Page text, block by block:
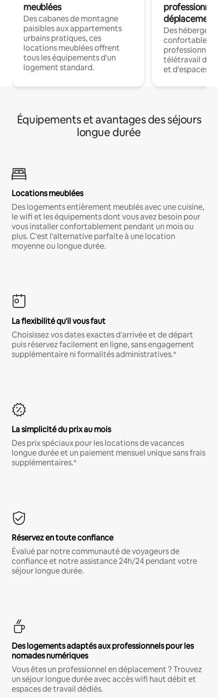
meublées
Des cabanes de montagne
paisibles aux appartements
urbains pratiques, ces
locations meublées offrent
tous les équipements d'un
logement standard.
déplacement
Des
confortables
professionnels
télétravail
et d'espaces
Équipements et avantages des séjours
longue durée
Locations meublées
Des logements entièrement meublés avec une cuisine,
le wifi et les équipements dont vous avez besoin pour
vous installer confortablement pendant un mois ou
plus. C'est l'alternative parfaite à une location
moyenne ou longue durée.
La flexibilité qu'il vous faut
Choisissez vos dates exactes d'arrivée et de départ
puis réservez facilement en ligne, sans engagement
supplémentaire ni formalités administratives.*
La simplicité du prix au mois
Des prix spéciaux pour les locations de vacances
longue durée et un paiement mensuel unique sans frais
supplémentaires.*
Réservez en toute confiance
Évalué par notre communauté de voyageurs de
confiance et notre assistance 24h/24 pendant votre
séjour longue durée.
Des logements adaptés aux professionnels pour les
nomades numériques
Vous êtes un professionnel en déplacement ? Trouvez
un séjour longue durée avec accès wifi haut débit et
espaces de travail dédiés.